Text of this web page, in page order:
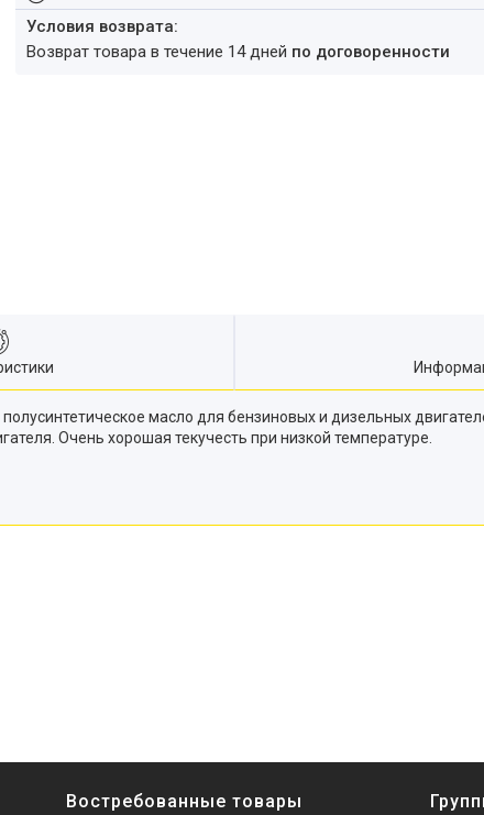
возврат товара в течение 14 дней по договоренности
масло для бензиновых и дизельных
Очень хорошая текучесть при низкой температуре.
Востребованные товары